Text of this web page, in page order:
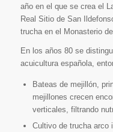
año en el que se crea el
Real Sitio de San
trucha en el Monasterio
En los años 80 se
acuicultura española,
Bateas de mejillón,
mejillones crecen
verticales, filtrando
Cultivo de trucha arco